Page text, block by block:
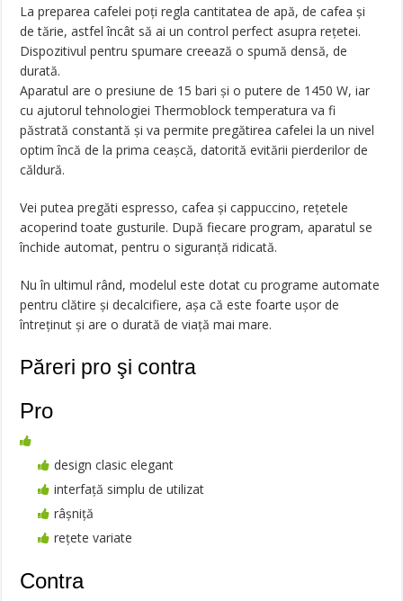
La preparea cafelei poți regla cantitatea de apă, de cafea și
de tărie, astfel încât să ai un control perfect asupra rețetei.
Dispozitivul pentru spumare creează o spumă densă, de
durată.
Aparatul are o presiune de 15 bari și o putere de 1450 W, iar
cu ajutorul tehnologiei Thermoblock temperatura va fi
păstrată constantă și va permite pregătirea cafelei la un nivel
optim încă de la prima ceașcă, datorită evitării pierderilor de
căldură.
Vei putea pregăti espresso, cafea și cappuccino, rețetele
acoperind toate gusturile. După fiecare program, aparatul se
închide automat, pentru o siguranță ridicată.
Nu în ultimul rând, modelul este dotat cu programe automate
pentru clătire și decalcifiere, așa că este foarte ușor de
întreținut și are o durată de viață mai mare.
Păreri pro şi contra
Pro
design clasic elegant
interfață simplu de utilizat
râșniță
rețete variate
Contra